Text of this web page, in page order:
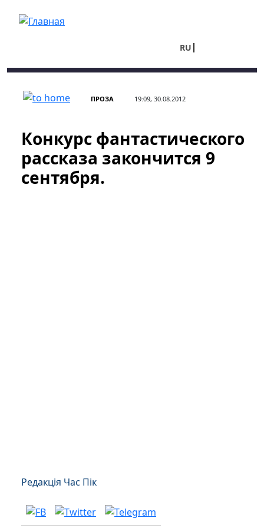
RU
ПРОЗА 19:09, 30.08.2012
Конкурс фантастического
рассказа закончится 9
сентября.
Редакція Час Пік